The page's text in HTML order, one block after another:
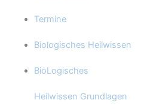
Termine
Biologisches Heilwissen
BioLogisches
Heilwissen Grundlagen